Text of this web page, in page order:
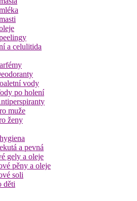
a celulitida
vody
po holení
muže
ženy
a pevná
gely a oleje
pěny a oleje
soli
děti